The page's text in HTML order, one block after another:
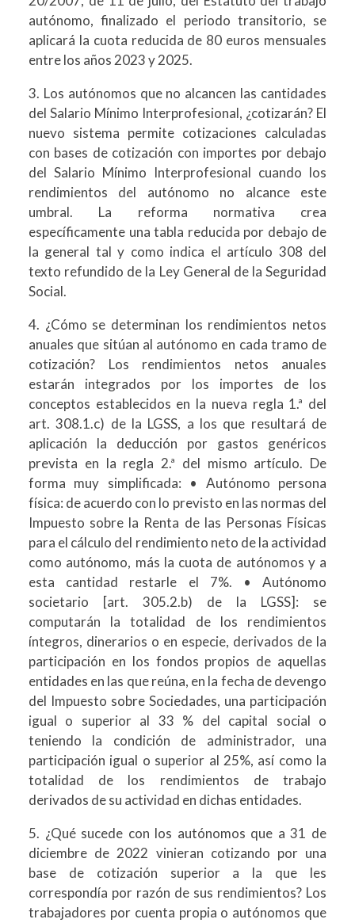
autónomo, finalizado el periodo transitorio, se
aplicará la cuota reducida de 80 euros mensuales
entre los años 2023 y 2025.
3. Los autónomos que no alcancen las cantidades
del Salario Mínimo Interprofesional, ¿cotizarán? El
nuevo sistema permite cotizaciones calculadas
con bases de cotización con importes por debajo
del Salario Mínimo Interprofesional cuando los
rendimientos del autónomo no alcance este
umbral. La reforma normativa crea
específicamente una tabla reducida por debajo de
la general tal y como indica el artículo 308 del
texto refundido de la Ley General de la Seguridad
Social.
4. ¿Cómo se determinan los rendimientos netos
anuales que sitúan al autónomo en cada tramo de
cotización? Los rendimientos netos anuales
estarán integrados por los importes de los
conceptos establecidos en la nueva regla 1.ª del
art. 308.1.c) de la LGSS, a los que resultará de
aplicación la deducción por gastos genéricos
prevista en la regla 2.ª del mismo artículo. De
forma muy simplificada: • Autónomo persona
física: de acuerdo con lo previsto en las normas del
Impuesto sobre la Renta de las Personas Físicas
para el cálculo del rendimiento neto de la actividad
como autónomo, más la cuota de autónomos y a
esta cantidad restarle el 7%. • Autónomo
societario [art. 305.2.b) de la LGSS]: se
computarán la totalidad de los rendimientos
íntegros, dinerarios o en especie, derivados de la
participación en los fondos propios de aquellas
entidades en las que reúna, en la fecha de devengo
del Impuesto sobre Sociedades, una participación
igual o superior al 33 % del capital social o
teniendo la condición de administrador, una
participación igual o superior al 25%, así como la
totalidad de los rendimientos de trabajo
derivados de su actividad en dichas entidades.
5. ¿Qué sucede con los autónomos que a 31 de
diciembre de 2022 vinieran cotizando por una
base de cotización superior a la que les
correspondía por razón de sus rendimientos? Los
trabajadores por cuenta propia o autónomos que